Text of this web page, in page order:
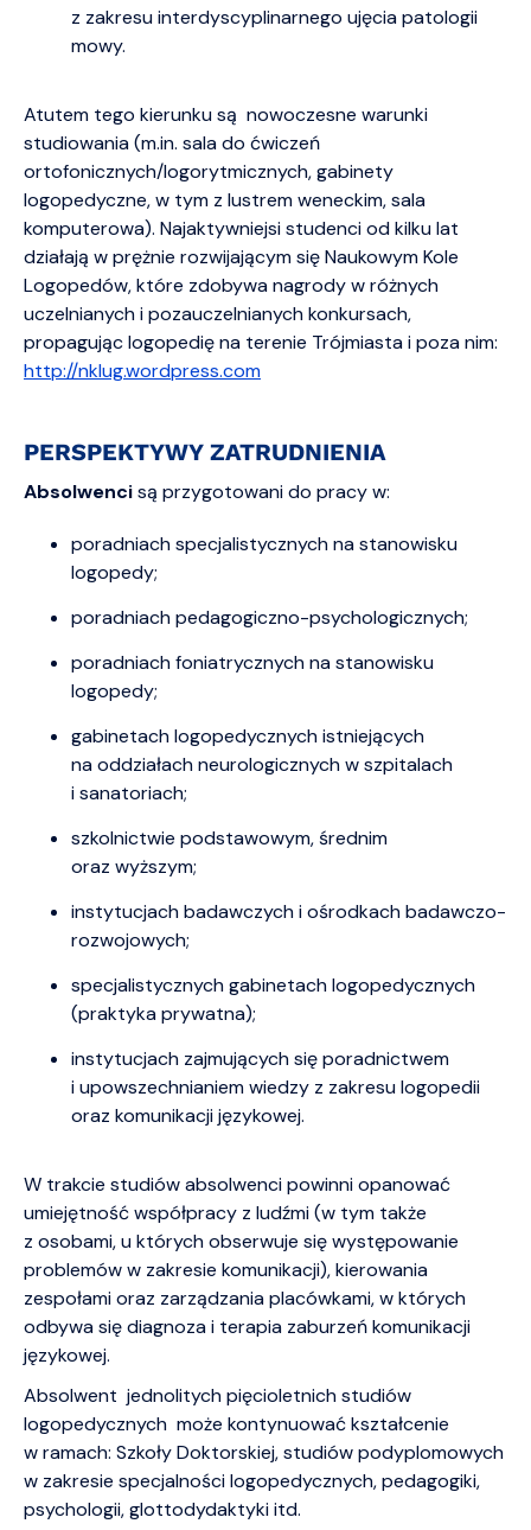
z zakresu interdyscyplinarnego ujęcia patologii
mowy.
Atutem tego kierunku są nowoczesne warunki
studiowania (m.in. sala do ćwiczeń
ortofonicznych/logorytmicznych, gabinety
logopedyczne, w tym z lustrem weneckim, sala
komputerowa). Najaktywniejsi studenci od kilku lat
działają w prężnie rozwijającym się Naukowym Kole
Logopedów, które zdobywa nagrody w różnych
uczelnianych i pozauczelnianych konkursach,
propagując logopedię na terenie Trójmiasta i poza nim:
http://nklug.wordpress.com
PERSPEKTYWY ZATRUDNIENIA
Absolwencisą przygotowani do pracy w:
poradniach specjalistycznych na stanowisku
logopedy;
poradniach pedagogiczno-psychologicznych;
poradniach foniatrycznych na stanowisku
logopedy;
gabinetach logopedycznych istniejących
na oddziałach neurologicznych w szpitalach
i sanatoriach;
szkolnictwie podstawowym, średnim
oraz wyższym;
instytucjach badawczych i ośrodkach badawczo-
rozwojowych;
specjalistycznych gabinetach logopedycznych
(praktyka prywatna);
instytucjach zajmujących się poradnictwem
i upowszechnianiem wiedzy z zakresu logopedii
oraz komunikacji językowej.
W trakcie studiów absolwenci powinni opanować
umiejętność współpracy z ludźmi (w tym także
z osobami, u których obserwuje się występowanie
problemów w zakresie komunikacji), kierowania
zespołami oraz zarządzania placówkami, w których
odbywa się diagnoza i terapia zaburzeń komunikacji
językowej.
Absolwent jednolitych pięcioletnich studiów
logopedycznych może kontynuować kształcenie
w ramach: Szkoły Doktorskiej, studiów podyplomowych
w zakresie specjalności logopedycznych, pedagogiki,
psychologii, glottodydaktyki itd.